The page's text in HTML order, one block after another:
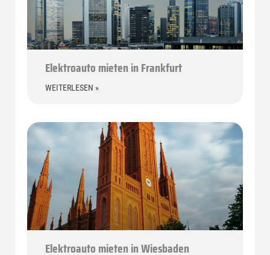
Elektroauto mieten in Frankfurt
WEITERLESEN »
Elektroauto mieten in Wiesbaden